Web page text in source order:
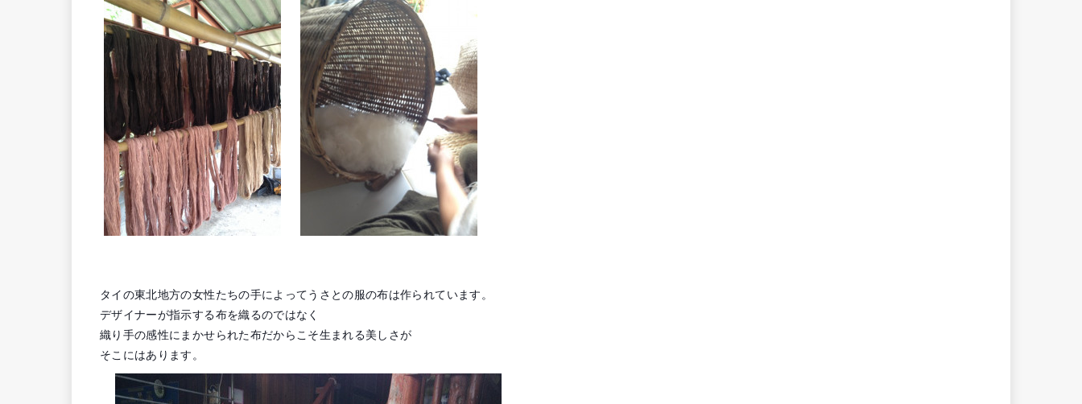
タイの東北地方の女性たちの手によってうさとの服の布は作られています。
デザイナーが指示する布を織るのではなく
織り手の感性にまかせられた布だからこそ生まれる美しさが
そこにはあります。